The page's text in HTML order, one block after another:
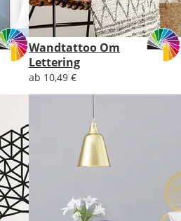
Wandtattoo Om
Lettering
ab 10,49 €